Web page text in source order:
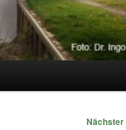
Nächster